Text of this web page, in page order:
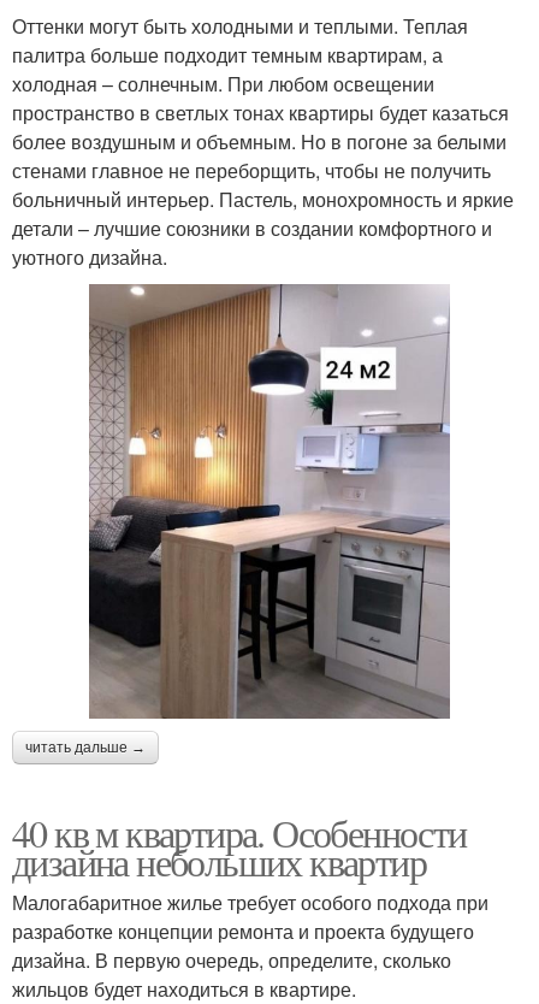
Оттенки могут быть холодными и теплыми. Теплая
палитра больше подходит темным квартирам, а
холодная – солнечным. При любом освещении
пространство в светлых тонах квартиры будет казаться
более воздушным и объемным. Но в погоне за белыми
стенами главное не переборщить, чтобы не получить
больничный интерьер. Пастель, монохромность и яркие
детали – лучшие союзники в создании комфортного и
уютного дизайна.
читать дальше →
40 кв м квартира. Особенности
дизайна небольших квартир
Малогабаритное жилье требует особого подхода при
разработке концепции ремонта и проекта будущего
дизайна. В первую очередь, определите, сколько
жильцов будет находиться в квартире.